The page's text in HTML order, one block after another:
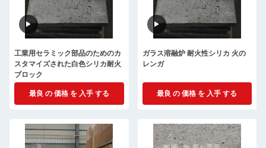
工業用セラミック部品のためのカ
スタマイズされた白色シリカ耐火
ブロック
最良 の 価格 を 入手 する
ガラス溶融炉 耐火性シリカ 火の
レンガ
最良 の 価格 を 入手 する